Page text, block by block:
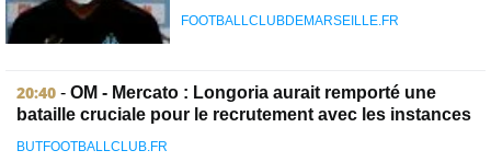
FOOTBALLCLUBDEMARSEILLE.FR
20:40 - OM - Mercato : Longoria aurait remporté une
bataille cruciale pour le recrutement avec les instances
BUTFOOTBALLCLUB.FR